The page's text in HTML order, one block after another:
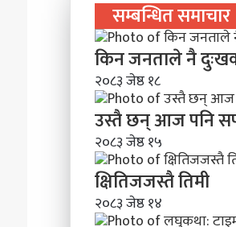
सम्बन्धित समाचार
किन जनताले नै
२०८३ जेष्ठ १८
उस्तै छन् आज पनि
२०८३ जेष्ठ १५
क्षितिजजस्तै तिमी
२०८३ जेष्ठ १४